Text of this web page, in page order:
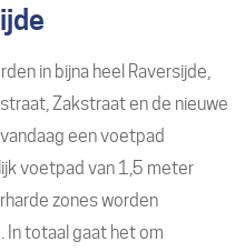
in bijna heel Raversijde,
Zakstraat en de nieuwe
een voetpad
voetpad van 1,5 meter
zones worden
In totaal gaat het om